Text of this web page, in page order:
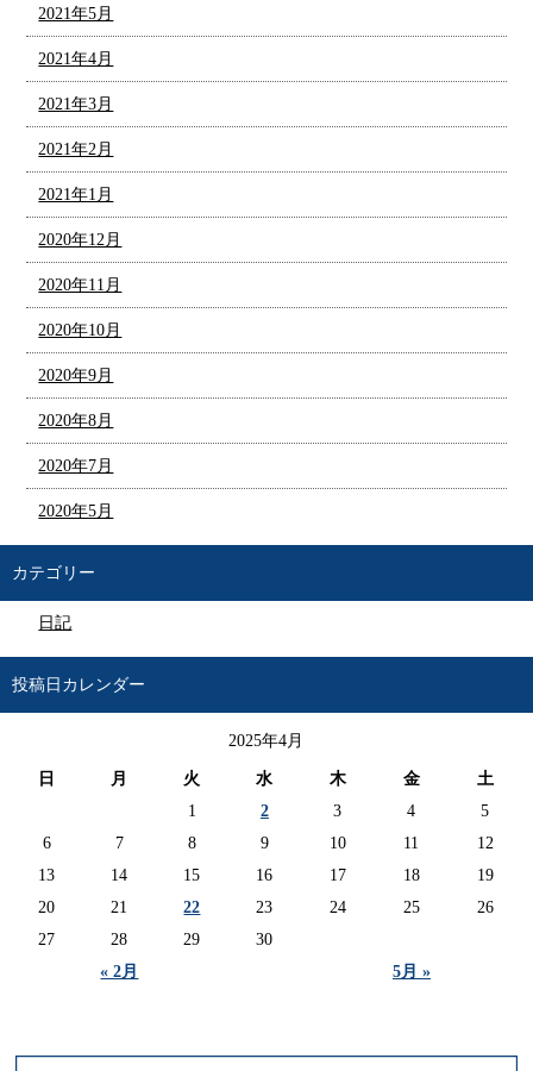
2021年5月
2021年4月
2021年3月
2021年2月
2021年1月
2020年12月
2020年11月
2020年10月
2020年9月
2020年8月
2020年7月
2020年5月
カテゴリー
日記
投稿日カレンダー
2025年4月
日 月 火 水 木 金 土
« 2月 5月 »
1 2 3 4
5
6
7 8 9 10 11
12
13
14 15 16 17 18
19
20
21 22 23 24 25
26
27
28 29 30